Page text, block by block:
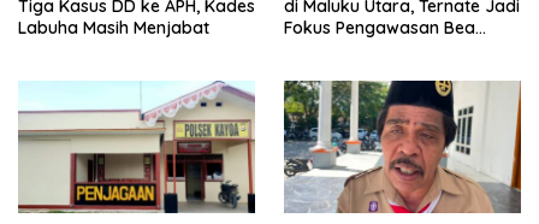
Tiga Kasus DD ke APH, Kades
Labuha Masih Menjabat
di Maluku Utara, Ternate Jadi
Fokus Pengawasan Bea